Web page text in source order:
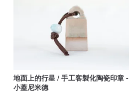
地面上的行星 / 手工客製化陶瓷印章 -
小蓋尼米德